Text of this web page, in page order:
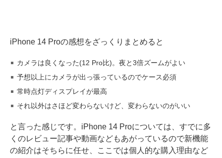
iPhone 14 Proの感想をざっくりまとめると
カメラは良くなった(12 Pro比)。夜と3倍ズームがよい
予想以上にカメラが出っ張っているのでケース必須
常時点灯ディスプレイが最高
それ以外はさほど変わらないけど、変わらないのがいい
と言った感じです。iPhone 14 Proについては、すでに多
くのレビュー記事や動画などもあがっているので新機能
の紹介はそちらに任せ、ここでは個人的な購入理由など